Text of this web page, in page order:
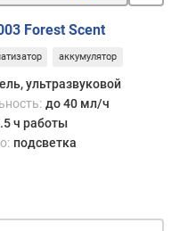
Forest Scent
аккумулятор
ультразвуковой
до 40 мл/ч
ч работы
подсветка